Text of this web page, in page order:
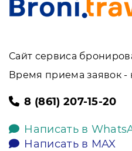
Сайт сервиса
Время приема заявок -
8 (861) 207-15-20
Написать в
Написать в MAX